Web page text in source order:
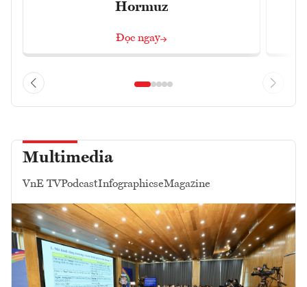
Hormuz
Đọc ngay
Multimedia
VnE TVPodcastInfographicseMagazine